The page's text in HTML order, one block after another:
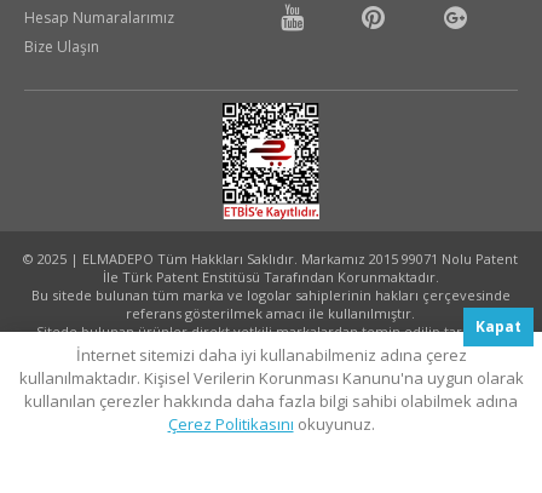
Hesap Numaralarımız
Bize Ulaşın
© 2025 | ELMADEPO Tüm Hakkları Saklıdır. Markamız 2015 99071 Nolu Patent
İle Türk Patent Enstitüsü Tarafından Korunmaktadır.
Bu sitede bulunan tüm marka ve logolar sahiplerinin hakları çerçevesinde
referans gösterilmek amacı ile kullanılmıştır.
Sitede bulunan ürünler direkt yetkili markalardan temin edilip tarafınıza
ulaştırılmaktadır.
Tasarım ve Uygulama:
Kapat
İnternet sitemizi daha iyi kullanabilmeniz adına çerez
kullanılmaktadır. Kişisel Verilerin Korunması Kanunu'na uygun olarak
kullanılan çerezler hakkında daha fazla bilgi sahibi olabilmek adına
Çerez Politikasını okuyunuz.